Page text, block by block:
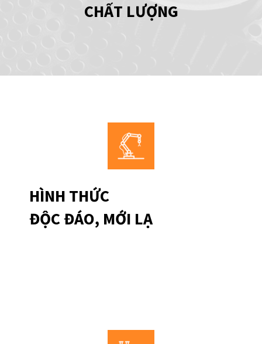
CHẤT LƯỢNG
HÌNH THỨC
ĐỘC ĐÁO, MỚI LẠ